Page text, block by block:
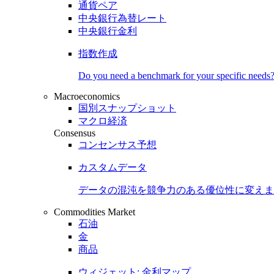
通貨ペア
中央銀行為替レート
中央銀行金利
指数作成
Do you need a benchmark for your specific needs?
Macroeconomics
国別スナップショット
マクロ経済
Consensus
コンセンサス予想
カスタムデータ
データの混沌を競争力のある優位性に変え
Commodities Market
石油
金
商品
ウィジェット: 金利マップ